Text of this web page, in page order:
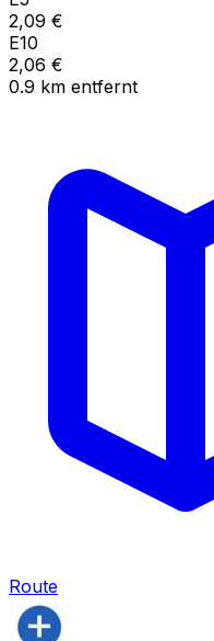
2,09 €
E10
2,06 €
0.9 km entfernt
Route